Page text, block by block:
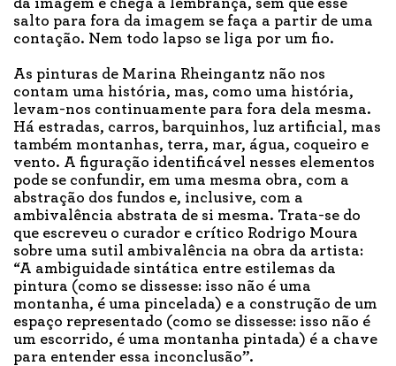
da imagem e chega à lembrança, sem que esse
salto para fora da imagem se faça a partir de uma
contação. Nem todo lapso se liga por um fio.
As pinturas de Marina Rheingantz não nos
contam uma história, mas, como uma história,
levam-nos continuamente para fora dela mesma.
Há estradas, carros, barquinhos, luz artificial, mas
também montanhas, terra, mar, água, coqueiro e
vento. A figuração identificável nesses elementos
pode se confundir, em uma mesma obra, com a
abstração dos fundos e, inclusive, com a
ambivalência abstrata de si mesma. Trata-se do
que escreveu o curador e crítico Rodrigo Moura
sobre uma sutil ambivalência na obra da artista:
“A ambiguidade sintática entre estilemas da
pintura (como se dissesse: isso não é uma
montanha, é uma pincelada) e a construção de um
espaço representado (como se dissesse: isso não é
um escorrido, é uma montanha pintada) é a chave
para entender essa inconclusão”.